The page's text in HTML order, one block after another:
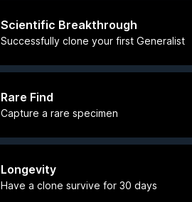
Scientific Breakthrough
Successfully clone your first Generalist
Rare Find
Capture a rare specimen
Longevity
Have a clone survive for 30 days